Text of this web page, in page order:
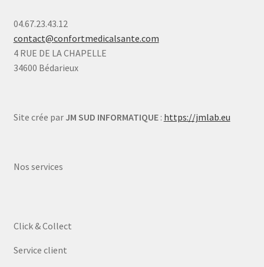
04.67.23.43.12
contact@confortmedicalsante.com
4 RUE DE LA CHAPELLE
34600 Bédarieux
Site crée par JM SUD INFORMATIQUE: https://jmlab.eu
Nos services
Click & Collect
Service client